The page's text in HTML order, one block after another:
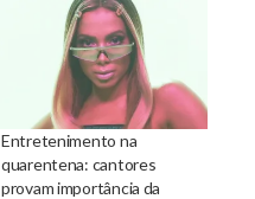
Entretenimento na
quarentena: cantores
provam importância da